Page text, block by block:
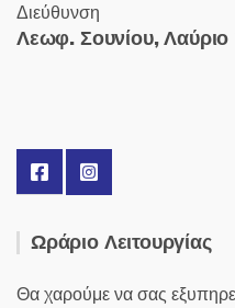
Διεύθυνση
Λεωφ. Σουνίου,
Ωράριο Λειτουργίας
Θα χαρούμε να σας